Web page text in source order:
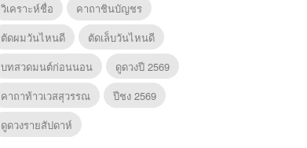
วิเคราะห์ชื่อ
คาถาชินบัญชร
ตัดผมวันไหนดี
ตัดเล็บวันไหนดี
บทสวดมนต์ก่อนนอน
ดูดวงปี 2569
คาถาท้าวเวสสุวรรณ
ปีชง 2569
ดูดวงรายสัปดาห์